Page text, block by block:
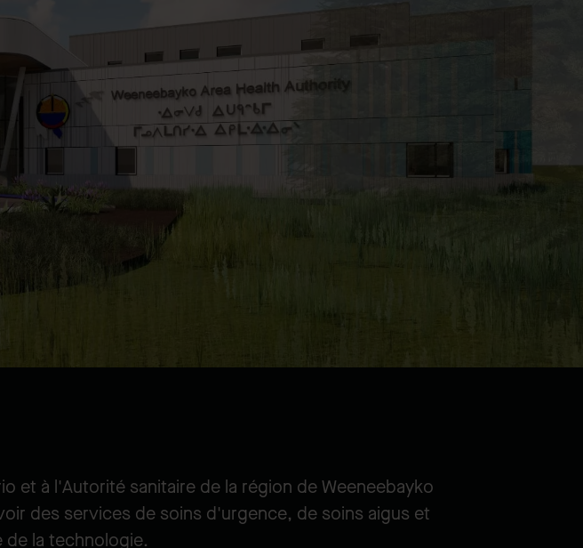
et à l'Autorité sanitaire de la région de Weeneebayko
des services de soins d'urgence, de soins aigus et
de la technologie.